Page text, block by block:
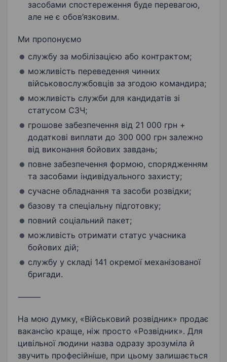
засобами спостереження буде перевагою,
але не є обов’язковим.
Ми пропонуємо
службу за мобілізацією або контрактом;
можливість переведення чинних
військовослужбовців за згодою командира;
можливість служби для кандидатів зі
статусом СЗЧ;
грошове забезпечення від 21 000 грн +
додаткові виплати до 300 000 грн залежно
від виконання бойових завдань;
повне забезпечення формою, спорядженням
та засобами індивідуального захисту;
сучасне обладнання та засоби розвідки;
базову та спеціальну підготовку;
повний соціальний пакет;
можливість отримати статус учасника
бойових дій;
службу у складі 141 окремої механізованої
бригади.
⸻
На мою думку, «Військовий розвідник» продає
вакансію краще, ніж просто «Розвідник». Для
цивільної людини назва одразу зрозуміла й
звучить професійніше, при цьому залишається